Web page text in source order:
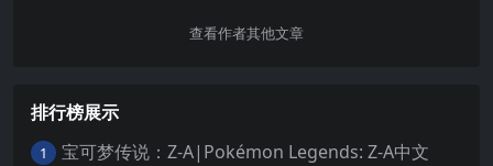
查看作者其他文章
排行榜展示
1 宝可梦传说：Z-A|Pokémon Legends: Z-A中文